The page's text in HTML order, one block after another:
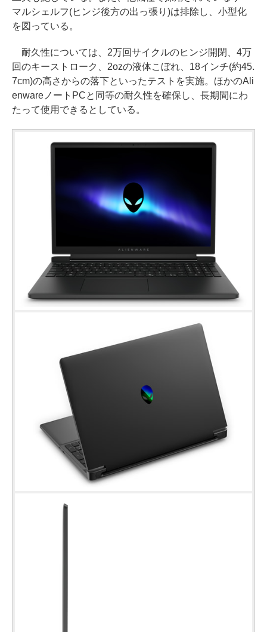
マルシェルフ(ヒンジ後方の出っ張り)は排除し、小型化
を図っている。
耐久性については、2万回サイクルのヒンジ開閉、4万
回のキーストローク、2ozの液体こぼれ、18インチ(約45.
7cm)の高さからの落下といったテストを実施。ほかのAli
enwareノートPCと同等の耐久性を確保し、長期間にわ
たって使用できるとしている。